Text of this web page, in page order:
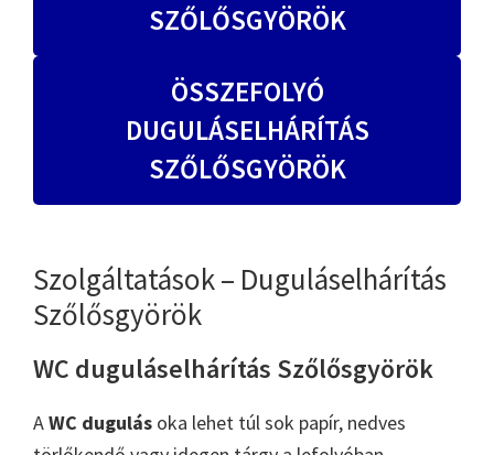
SZŐLŐSGYÖRÖK
ÖSSZEFOLYÓ
DUGULÁSELHÁRÍTÁS
SZŐLŐSGYÖRÖK
Szolgáltatások – Duguláselhárítás
Szőlősgyörök
WC duguláselhárítás Szőlősgyörök
AWC dugulás oka lehet túl sok papír, nedves